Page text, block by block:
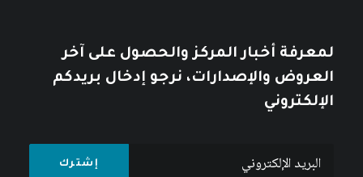
لمعرفة أخبار المركز والحصول على آخر
العروض والإصدارات، نرجو إدخال بريدكم
الإلكتروني